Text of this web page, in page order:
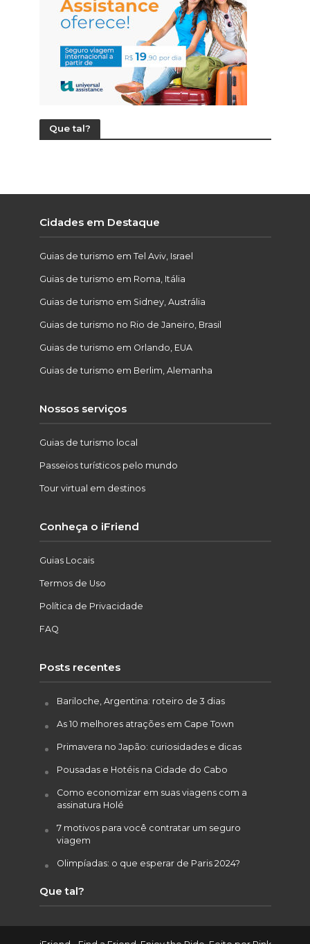
Que tal?
Cidades em Destaque
Guias de turismo em Tel Aviv, Israel
Guias de turismo em Roma, Itália
Guias de turismo em Sidney, Austrália
Guias de turismo no Rio de Janeiro, Brasil
Guias de turismo em Orlando, EUA
Guias de turismo em Berlim, Alemanha
Nossos serviços
Guias de turismo local
Passeios turísticos pelo mundo
Tour virtual em destinos
Conheça o iFriend
Guias Locais
Termos de Uso
Política de Privacidade
FAQ
Posts recentes
Bariloche, Argentina: roteiro de 3 dias
As 10 melhores atrações em Cape Town
Primavera no Japão: curiosidades e dicas
Pousadas e Hotéis na Cidade do Cabo
Como economizar em suas viagens com a
assinatura Holé
7 motivos para você contratar um seguro
viagem
Olimpíadas: o que esperar de Paris 2024?
Que tal?